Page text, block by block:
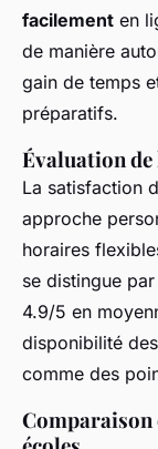
facilement en
de manière
gain de temps
préparatifs.
Évaluation de
La satisfaction
approche
horaires
se distingue
4.9/5 en
disponibilité
comme des
Comparaison